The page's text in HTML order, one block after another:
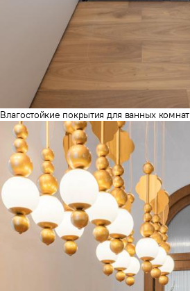
Влагостойкие покрытия для ванных комнат